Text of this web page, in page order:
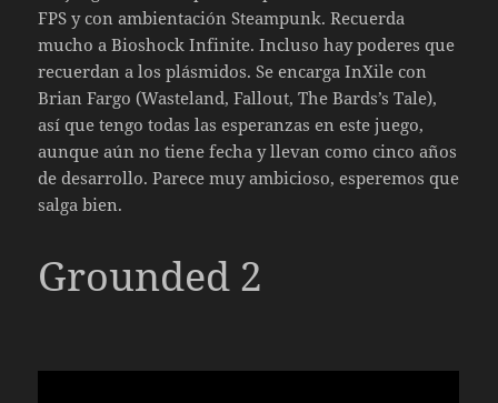
FPS y con ambientación Steampunk. Recuerda
mucho a Bioshock Infinite. Incluso hay poderes que
recuerdan a los plásmidos. Se encarga InXile con
Brian Fargo (Wasteland, Fallout, The Bards’s Tale),
así que tengo todas las esperanzas en este juego,
aunque aún no tiene fecha y llevan como cinco años
de desarrollo. Parece muy ambicioso, esperemos que
salga bien.
Grounded 2